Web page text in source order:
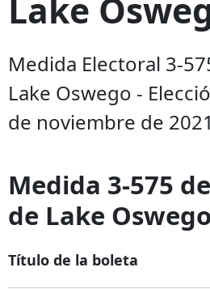
Medida Electoral 3-
Lake Oswego -
de noviembre de 2021
Medida 3-575
de Lake Oswego
Título de la boleta